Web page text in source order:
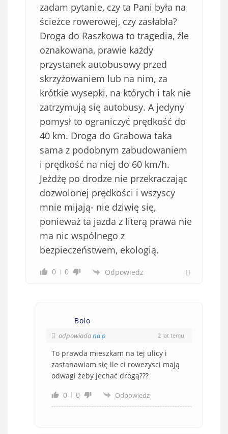
zadam pytanie, czy ta Pani była na
ścieżce rowerowej, czy zasłabła?
Droga do Raszkowa to tragedia, źle
oznakowana, prawie każdy
przystanek autobusowy przed
skrzyżowaniem lub na nim, za
krótkie wysepki, na których i tak nie
zatrzymują się autobusy. A jedyny
pomysł to ograniczyć prędkość do
40 km. Droga do Grabowa taka
sama z podobnym zabudowaniem
i prędkość na niej do 60 km/h.
Jeżdżę po drodze nie przekraczając
dozwolonej prędkości i wszyscy
mnie mijają- nie dziwię się,
ponieważ ta jazda z literą prawa nie
ma nic wspólnego z
bezpieczeństwem, ekologią.
0 0 Odpowiedz
Bolo
odpowiadana p 2 lat temu
To prawda mieszkam na tej ulicy i
zastanawiam się ile ci rowezysci mają
odwagi żeby jechać drogą???
0
0 Odpowiedz